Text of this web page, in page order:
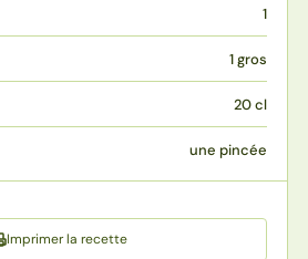
1
1 gros
20 cl
une pincée
Imprimer la recette